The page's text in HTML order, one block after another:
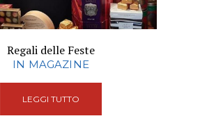
Regali delle Feste
IN MAGAZINE
LEGGI TUTTO